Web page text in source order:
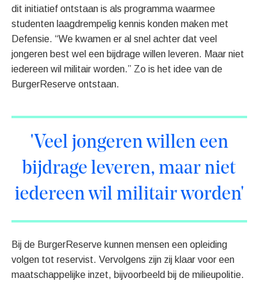
dit initiatief ontstaan is als programma waarmee
studenten laagdrempelig kennis konden maken met
Defensie. “We kwamen er al snel achter dat veel
jongeren best wel een bijdrage willen leveren. Maar niet
iedereen wil militair worden.” Zo is het idee van de
BurgerReserve ontstaan.
'Veel jongeren willen een
bijdrage leveren, maar niet
iedereen wil militair worden'
Bij de BurgerReserve kunnen mensen een opleiding
volgen tot reservist. Vervolgens zijn zij klaar voor een
maatschappelijke inzet, bijvoorbeeld bij de milieupolitie.